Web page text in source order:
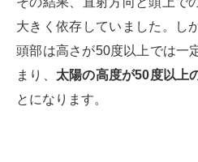
大きく依存していました。し
頭部は高さが50度以上では一
まり、 太陽の高度が50度以上
とになります。